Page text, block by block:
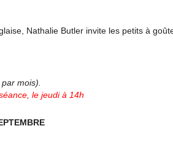
Nathalie Butler invite les petits à
mois).
le jeudi à 14h